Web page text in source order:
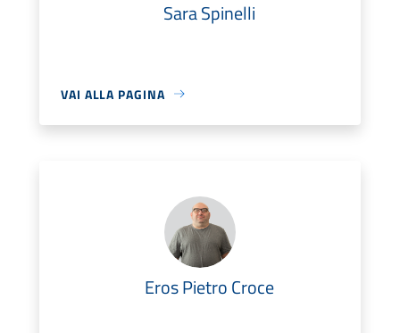
Sara Spinelli
VAI ALLA PAGINA
Eros Pietro Croce